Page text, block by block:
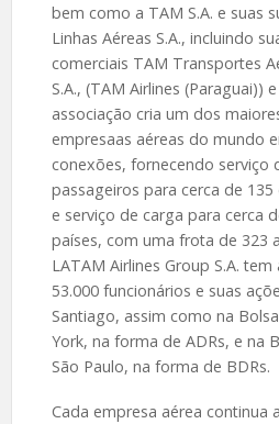
bem como a TAM S.A. e suas
Linhas Aéreas S.A., incluindo
comerciais TAM Transportes
S.A., (TAM Airlines (Paraguai))
associação cria um dos
empresaas aéreas do mundo
conexões, fornecendo serviço
passageiros para cerca de
e serviço de carga para cerca
países, com uma frota de 323
LATAM Airlines Group S.A.
53.000 funcionários e suas
Santiago, assim como na
York, na forma de ADRs, e na
São Paulo, na forma de BDRs.
Cada empresa aérea continua